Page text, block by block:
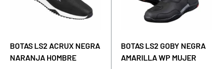
BOTAS LS2 ACRUX NEGRA
NARANJA HOMBRE
BOTAS LS2 GOBY NEGRA
AMARILLA WP MUJER